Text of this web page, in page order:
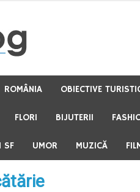
ROMÂNIA OBIECTIVE
FLORI BIJUTERII
SF UMOR MUZICĂ